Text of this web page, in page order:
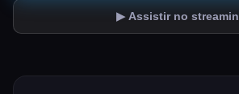
▶ Assistir no